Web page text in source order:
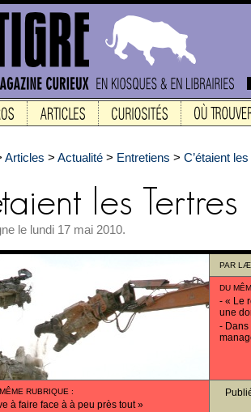
Articles > Actualité > Entretiens > C’étaient
le lundi 17 mai 2010.
PAR
DU
- « Le
une
-
RUBRIQUE :
à faire face à à peu près tout »